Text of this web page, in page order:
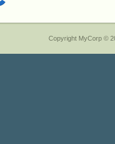
Copyright MyCorp ©